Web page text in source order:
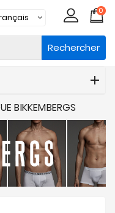
0
Rechercher
BIKKEMBERGS